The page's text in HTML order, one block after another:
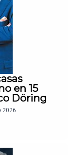
en 15
Döring
2026